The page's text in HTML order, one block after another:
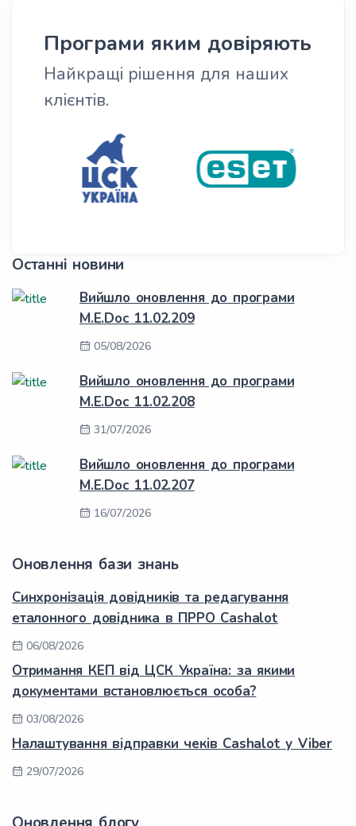
Програми яким довіряють
Найкращі рішення для наших
клієнтів.
Останні новини
Вийшло оновлення до програми
M.E.Doc 11.02.209
05/08/2026
Вийшло оновлення до програми
M.E.Doc 11.02.208
31/07/2026
Вийшло оновлення до програми
M.E.Doc 11.02.207
16/07/2026
Оновлення бази знань
Синхронізація довідників та редагування
еталонного довідника в ПРРО Cashalot
06/08/2026
Отримання КЕП від ЦСК Україна: за якими
документами встановлюється особа?
03/08/2026
Налаштування відправки чеків Cashalot у Viber
29/07/2026